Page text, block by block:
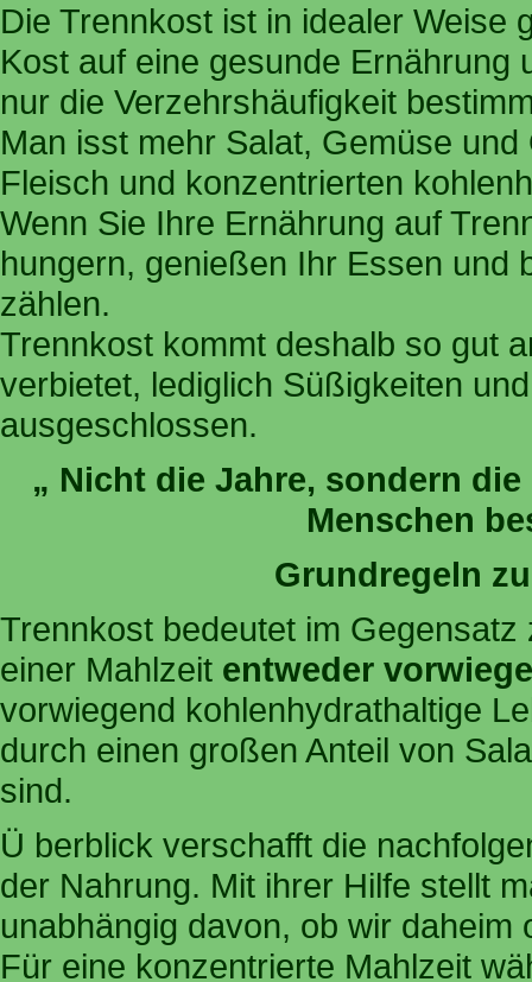
Die Trennkost ist in idealer Weise
Kost auf eine gesunde
nur die Verzehrshäufigkeit
Man isst mehr Salat, Gemüse
Fleisch und konzentrierten
Wenn Sie Ihre Ernährung auf
hungern, genießen Ihr Essen und
zählen.
Trennkost kommt deshalb so gut
verbietet, lediglich Süßigkeiten
ausgeschlossen.
„ Nicht die Jahre, sondern
Menschen
Grundregeln
Trennkost bedeutet im
einer Mahlzeit entweder
vorwiegend kohlenhydrathaltige
durch einen großen Anteil von
sind.
Ü berblick verschafft die
der Nahrung. Mit ihrer Hilfe stellt
unabhängig davon, ob wir daheim
Für eine konzentrierte Mahlzeit